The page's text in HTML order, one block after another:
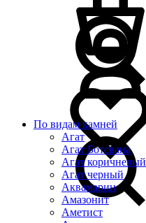
По видам камней
Агат
Агат Ботсвана
Агат коричневый
Агат черный
Аквамарин
Амазонит
Аметист